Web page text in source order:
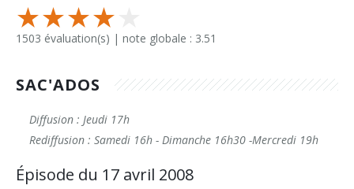
1503 évaluation(s) | note globale : 3.51
SAC'ADOS
Diffusion : Jeudi 17h
Rediffusion : Samedi 16h - Dimanche 16h30 -Mercredi 19h
Épisode du 17 avril 2008